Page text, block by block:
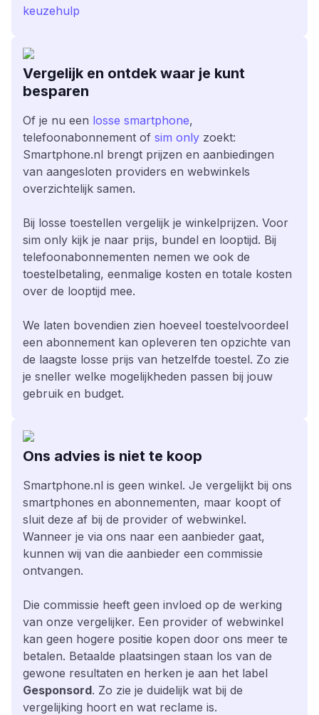
keuzehulp
Vergelijk en ontdek waar je kunt
besparen
Of je nu een losse smartphone,
telefoonabonnement of sim only zoekt:
Smartphone.nl brengt prijzen en aanbiedingen
van aangesloten providers en webwinkels
overzichtelijk samen.
Bij losse toestellen vergelijk je winkelprijzen. Voor
sim only kijk je naar prijs, bundel en looptijd. Bij
telefoonabonnementen nemen we ook de
toestelbetaling, eenmalige kosten en totale kosten
over de looptijd mee.
We laten bovendien zien hoeveel toestelvoordeel
een abonnement kan opleveren ten opzichte van
de laagste losse prijs van hetzelfde toestel. Zo zie
je sneller welke mogelijkheden passen bij jouw
gebruik en budget.
Ons advies is niet te koop
Smartphone.nl is geen winkel. Je vergelijkt bij ons
smartphones en abonnementen, maar koopt of
sluit deze af bij de provider of webwinkel.
Wanneer je via ons naar een aanbieder gaat,
kunnen wij van die aanbieder een commissie
ontvangen.
Die commissie heeft geen invloed op de werking
van onze vergelijker. Een provider of webwinkel
kan geen hogere positie kopen door ons meer te
betalen. Betaalde plaatsingen staan los van de
gewone resultaten en herken je aan het label
Gesponsord. Zo zie je duidelijk wat bij de
vergelijking hoort en wat reclame is.